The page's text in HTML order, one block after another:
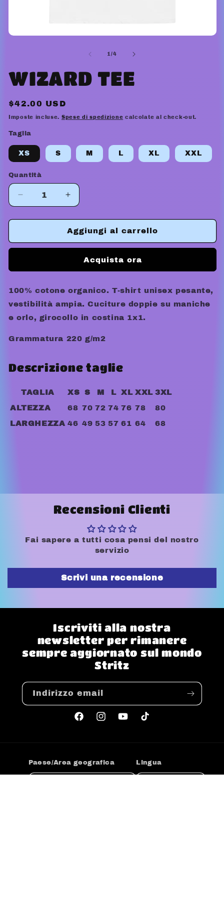
finestra
modale
1/su
4
WIZARD TEE
Prezzo
di
$42.00 USD
Imposte incluse. Spese di spedizione calcolate al check-out.
Taglia
XS S M L XL XXL
Quantità
Diminuisci
quantità
per
TEE
Aumenta
quantità
per
WIZARD
TEE
Aggiungi al carrello
Acquista ora
100% cotone organico. T-shirt unisex pesante,
vestibilità ampia. Cuciture doppie su maniche
e orlo, girocollo in costina 1x1.
Grammatura 220 g/m2
Descrizione taglie
TAGLIA XS S M L XL XXL 3XL
ALTEZZA
68 70 72 74 76 78
80
LARGHEZZA 46 49 53 57 61 64 68
Recensioni Clienti
Fai sapere a tutti cosa pensi del nostro
servizio
Scrivi una recensione
Iscriviti alla nostra
newsletter per rimanere
sempre aggiornato sul mondo
Stritz
Indirizzo email
FacebookInstagramYouTubeTikTok
Paese/Area geografica Lingua